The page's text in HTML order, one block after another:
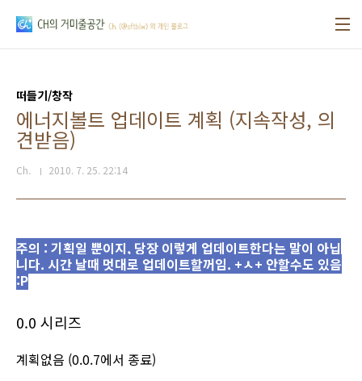
떠들기/창작
에너지볼트 업데이트 계획 (지속작성, 의
견받음)
Ch. 2010. 7. 25. 22:14
주의 : 기획일 뿐이지, 당장 이렇게 업데이트한다는 말이 아닙
니다. 시간 날때 멋대로 업데이트할꺼임. +ㅅ+ 안할수도 있음
:P
0.0 시리즈
계획없음 (0.0.7에서 종료)